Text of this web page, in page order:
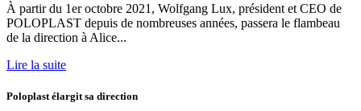
À partir du 1er octobre 2021, Wolfgang Lux, président et CEO de
POLOPLAST depuis de nombreuses années, passera le flambeau
de la direction à Alice...
Lire la suite
Poloplast élargit sa direction